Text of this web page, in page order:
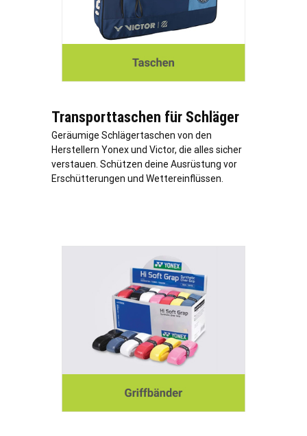
Transporttaschen für Schläger
Geräumige Schlägertaschen von den
Herstellern Yonex und Victor, die alles sicher
verstauen. Schützen deine Ausrüstung vor
Erschütterungen und Wettereinflüssen.